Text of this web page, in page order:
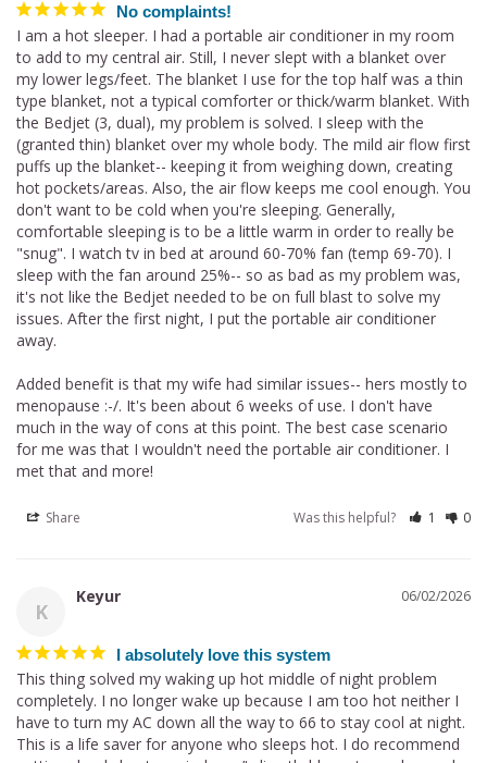
No complaints!
I am a hot sleeper. I had a portable air conditioner in my room
to add to my central air. Still, I never slept with a blanket over
my lower legs/feet. The blanket I use for the top half was a thin
type blanket, not a typical comforter or thick/warm blanket. With
the Bedjet (3, dual), my problem is solved. I sleep with the
(granted thin) blanket over my whole body. The mild air flow first
puffs up the blanket-- keeping it from weighing down, creating
hot pockets/areas. Also, the air flow keeps me cool enough. You
don't want to be cold when you're sleeping. Generally,
comfortable sleeping is to be a little warm in order to really be
"snug". I watch tv in bed at around 60-70% fan (temp 69-70). I
sleep with the fan around 25%-- so as bad as my problem was,
it's not like the Bedjet needed to be on full blast to solve my
issues. After the first night, I put the portable air conditioner
away.
Added benefit is that my wife had similar issues-- hers mostly to
menopause :-/. It's been about 6 weeks of use. I don't have
much in the way of cons at this point. The best case scenario
for me was that I wouldn't need the portable air conditioner. I
met that and more!
Share Was this helpful? 1 0
K
06/02/2026
Keyur
I absolutely love this system
This thing solved my waking up hot middle of night problem
completely. I no longer wake up because I am too hot neither I
have to turn my AC down all the way to 66 to stay cool at night.
This is a life saver for anyone who sleeps hot. I do recommend